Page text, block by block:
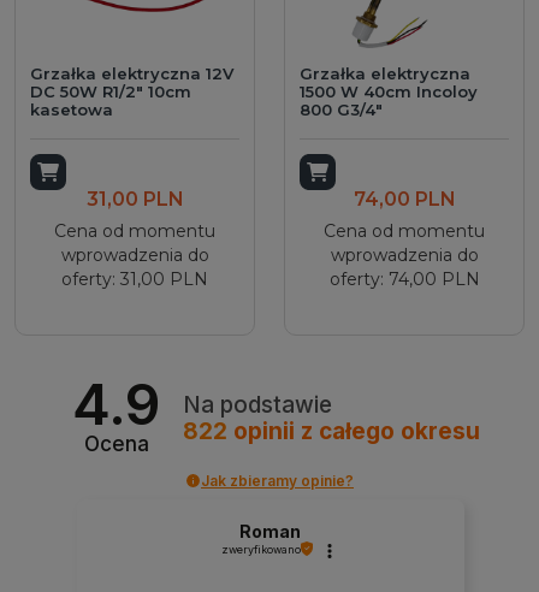
Grzałka elektryczna 12V
DC 50W R1/2" 10cm
kasetowa
Dodaj do koszyka
31,00 PLN
Cena od momentu
wprowadzenia do
oferty: 31,00 PLN
Grzałka elektryczna
1500 W 40cm Incoloy
800 G3/4"
Dodaj do koszyka
74,00 PLN
Cena od momentu
wprowadzenia do
oferty: 74,00 PLN
4.9
Ocena
Na podstawie
822 opinii z całego okresu
Jak zbieramy opinie?
Roman
zweryfikowano